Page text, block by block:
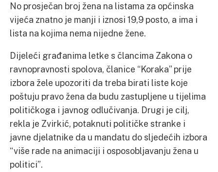
No prosječan broj žena na listama za općinska
vijeća znatno je manji i iznosi 19,9 posto, a ima i
lista na kojima nema nijedne žene.
Dijeleći građanima letke s člancima Zakona o
ravnopravnosti spolova, članice “Koraka” prije
izbora žele upozoriti da treba birati liste koje
poštuju pravo žena da budu zastupljene u tijelima
političkoga i javnog odlučivanja. Drugi je cilj,
rekla je Zvirkić, potaknuti političke stranke i
javne djelatnike da u mandatu do sljedećih izbora
“više rade na animaciji i osposobljavanju žena u
politici”.